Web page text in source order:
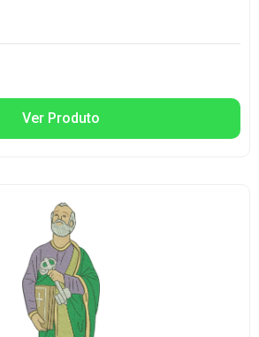
Ver Produto